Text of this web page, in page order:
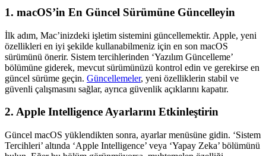
1. macOS’in En Güncel Sürümüne Güncelleyin
İlk adım, Mac’inizdeki işletim sistemini güncellemektir. Apple, yeni
özellikleri en iyi şekilde kullanabilmeniz için en son macOS
sürümünü önerir. Sistem tercihlerinden ‘Yazılım Güncelleme’
bölümüne giderek, mevcut sürümünüzü kontrol edin ve gerekirse en
güncel sürüme geçin. Güncellemeler, yeni özelliklerin stabil ve
güvenli çalışmasını sağlar, ayrıca güvenlik açıklarını kapatır.
2. Apple Intelligence Ayarlarını Etkinleştirin
Güncel macOS yüklendikten sonra, ayarlar menüsüne gidin. ‘Sistem
Tercihleri’ altında ‘Apple Intelligence’ veya ‘Yapay Zeka’ bölümünü